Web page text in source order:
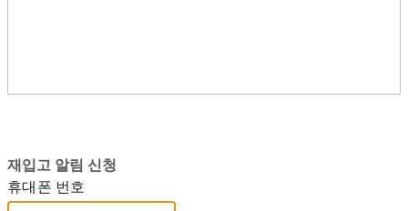
재입고 알림 신청
휴대폰 번호